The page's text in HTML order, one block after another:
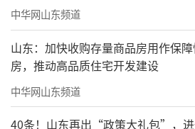
中华网山东频道
山东：加快收购存量商品房用作保
房，推动高品质住宅开发建设
中华网山东频道
40条！山东再出“政策大礼包”，